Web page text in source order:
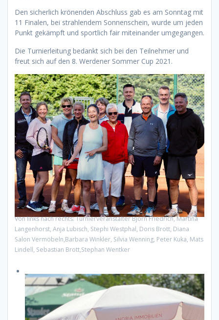
Den sicherlich krönenden Abschluss gab es am Sonntag mit
11 Finalen, bei strahlendem Sonnenschein, wurde um jeden
Punkt gekämpft und sportlich fair miteinander umgegangen.
Die Turnierleitung bedankt sich bei den Teilnehmer und
freut sich auf den 8. Werdener Sommer Cup 2021.
Von links nach rechts: Turnierveranstalter Björn Friedrich, Martina
Langenhorst, Anja Lubisch, Stephi Westphal, Doris Brott, Diana
Salon Vermöbeln,Barbara Winkler, Silvia Wenning, Peter Kuka, Mats
Lindell, Sebastian Brott,Stephan Wentker